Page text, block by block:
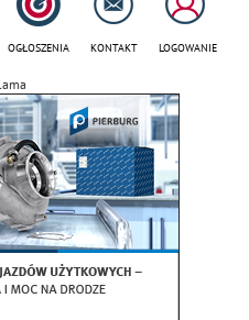
OGŁOSZENIA KONTAKT LOGOWANIE